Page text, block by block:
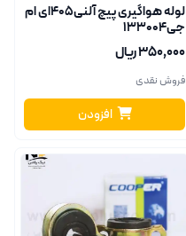
لوله هواگیری پیچ آلنی405ای ام
جی133004
۳۵۰٬۰۰۰ ریال
فروش نقدی
افزودن